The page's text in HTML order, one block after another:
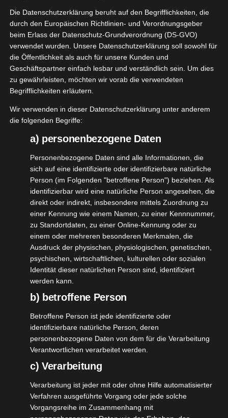
Weiterlesen
6
11, 2025
Right
Gesundheit
Wellness
Breathe Right Nasenpflaster
November 6, 2025 Alltagshelfer Gesundheit Lifestyle
Produktvorstellungen
Weiterlesen
25
04, 2025
Junolie
Dog
Hundemarken von Junolie
April 25, 2025 | Alltagshelfer,Dog,Lifestyle,
Produktvorstellungen
22
Die Datenschutzerklärung beruht auf den Begrifflichkeiten, die
durch den Europäischen Richtlinien- und Verordnungsgeber
beim Erlass der Datenschutz-Grundverordnung (DS-GVO)
verwendet wurden. Unsere Datenschutzerklärung soll sowohl für
die Öffentlichkeit als auch für unsere Kunden und
Geschäftspartner einfach lesbar und verständlich sein. Um dies
zu gewährleisten, möchten wir vorab die verwendeten
Begrifflichkeiten erläutern.
Wir verwenden in dieser Datenschutzerklärung unter anderem
die folgenden Begriffe:
a) personenbezogene Daten
Personenbezogene Daten sind alle Informationen, die
sich auf eine identifizierte oder identifizierbare natürliche
Person (im Folgenden "betroffene Person") beziehen. Als
identifizierbar wird eine natürliche Person angesehen, die
direkt oder indirekt, insbesondere mittels Zuordnung zu
einer Kennung wie einem Namen, zu einer Kennnummer,
zu Standortdaten, zu einer Online-Kennung oder zu
einem oder mehreren besonderen Merkmalen, die
Ausdruck der physischen, physiologischen, genetischen,
psychischen, wirtschaftlichen, kulturellen oder sozialen
Identität dieser natürlichen Person sind, identifiziert
werden kann.
b) betroffene Person
Betroffene Person ist jede identifizierte oder
identifizierbare natürliche Person, deren
personenbezogene Daten von dem für die Verarbeitung
Verantwortlichen verarbeitet werden.
c) Verarbeitung
Verarbeitung ist jeder mit oder ohne Hilfe automatisierter
Verfahren ausgeführte Vorgang oder jede solche
Vorgangsreihe im Zusammenhang mit